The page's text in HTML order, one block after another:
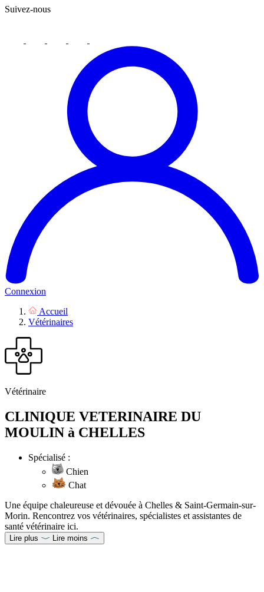
Suivez-nous
Connexion
Accueil
Vétérinaires
Vétérinaire
CLINIQUE VETERINAIRE DU
MOULIN à CHELLES
Spécialisé :
Chien
Chat
Une équipe chaleureuse et dévouée à Chelles & Saint-Germain-sur-
Morin. Rencontrez vos vétérinaires, spécialistes et assistantes de
santé vétérinaire ici.
Lire plus Lire moins